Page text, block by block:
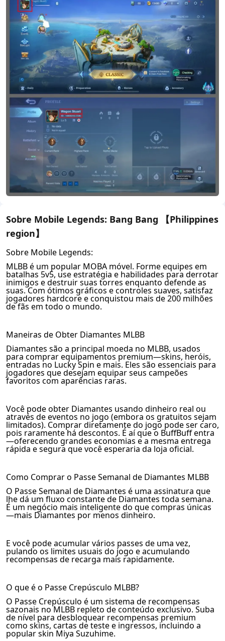
Sobre Mobile Legends: Bang Bang 【Philippines
region】
Sobre Mobile Legends:
MLBB é um popular MOBA móvel. Forme equipes em
batalhas 5v5, use estratégia e habilidades para derrotar
inimigos e destruir suas torres enquanto defende as
suas. Com ótimos gráficos e controles suaves, satisfaz
jogadores hardcore e conquistou mais de 200 milhões
de fãs em todo o mundo.
Maneiras de Obter Diamantes MLBB
Diamantes são a principal moeda no MLBB, usados
para comprar equipamentos premium—skins, heróis,
entradas no Lucky Spin e mais. Eles são essenciais para
jogadores que desejam equipar seus campeões
favoritos com aparências raras.
Você pode obter Diamantes usando dinheiro real ou
através de eventos no jogo (embora os gratuitos sejam
limitados). Comprar diretamente do jogo pode ser caro,
pois raramente há descontos. É aí que o BuffBuff entra
—oferecendo grandes economias e a mesma entrega
rápida e segura que você esperaria da loja oficial.
Como Comprar o Passe Semanal de Diamantes MLBB
O Passe Semanal de Diamantes é uma assinatura que
lhe dá um fluxo constante de Diamantes toda semana.
É um negócio mais inteligente do que compras únicas
—mais Diamantes por menos dinheiro.
E você pode acumular vários passes de uma vez,
pulando os limites usuais do jogo e acumulando
recompensas de recarga mais rapidamente.
O que é o Passe Crepúsculo MLBB?
O Passe Crepúsculo é um sistema de recompensas
sazonais no MLBB repleto de conteúdo exclusivo. Suba
de nível para desbloquear recompensas premium
como skins, cartas de teste e ingressos, incluindo a
popular skin Miya Suzuhime.